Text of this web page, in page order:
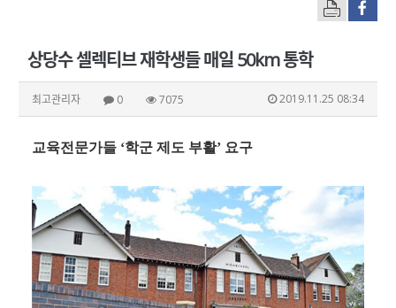
상당수 셀렉티브 재학생들 매일 50km 통학
최고관리자 0 7075 2019.11.25 08:34
교육전문가들 ‘학군 제도 부활’ 요구